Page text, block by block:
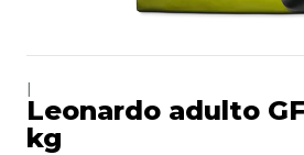
Leonardo adulto
kg